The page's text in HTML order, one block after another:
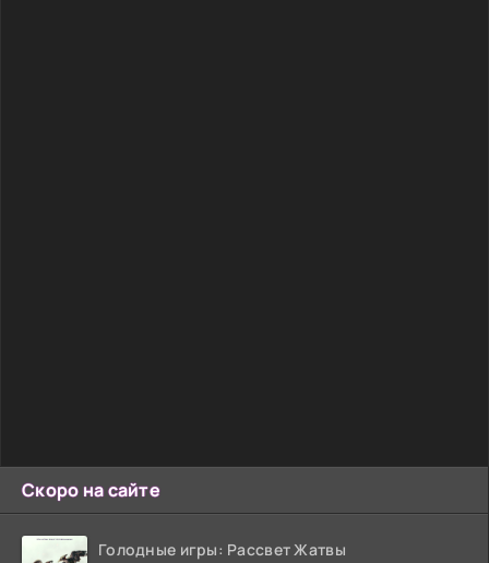
Скоро на сайте
Голодные игры: Рассвет Жатвы